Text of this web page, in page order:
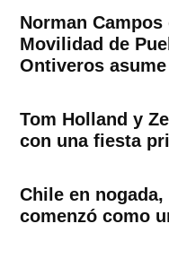
Norman
Movilidad de
Ontiveros
Tom Holland y
con una fiesta
Chile en
comenzó como